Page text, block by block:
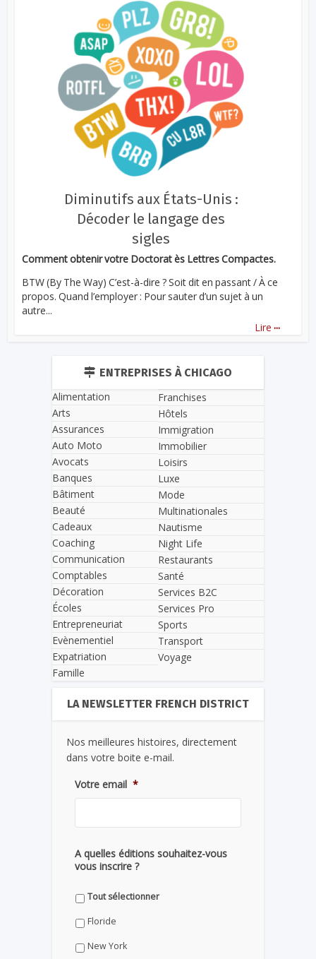
Diminutifs aux États-Unis :
Décoder le langage des
sigles
Comment obtenir votre Doctorat ès Lettres Compactes.
BTW (By The Way) C’est-à-dire ? Soit dit en passant / À ce
propos. Quand l’employer : Pour sauter d’un sujet à un
autre...
Lire ...
ENTREPRISES À CHICAGO
Alimentation
Arts
Assurances
Auto Moto
Avocats
Banques
Bâtiment
Beauté
Cadeaux
Coaching
Communication
Comptables
Décoration
Écoles
Entrepreneuriat
Evènementiel
Expatriation
Famille
Franchises
Hôtels
Immigration
Immobilier
Loisirs
Luxe
Mode
Multinationales
Nautisme
Night Life
Restaurants
Santé
Services B2C
Services Pro
Sports
Transport
Voyage
LA NEWSLETTER FRENCH DISTRICT
Nos meilleures histoires, directement
dans votre boite e-mail.
Votre email *
A quelles éditions souhaitez-vous
vous inscrire ?
Tout sélectionner
Floride
New York